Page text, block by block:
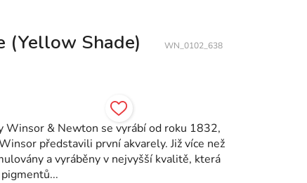
(Yellow Shade) WN_0102_638
Winsor & Newton se vyrábí od roku 1832,
představili první akvarely. Již více než
a vyráběny v nejvyšší kvalitě, která